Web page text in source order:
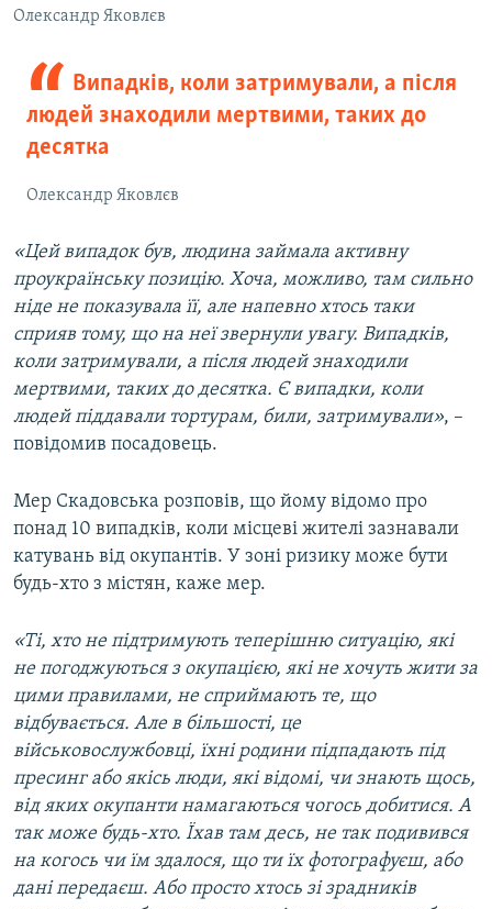
Олександр Яковлєв
Випадків, коли затримували, а після
людей знаходили мертвими, таких до
десятка
Олександр Яковлєв
«Цей випадок був, людина займала активну
проукраїнську позицію. Хоча, можливо, там сильно
ніде не показувала її, але напевно хтось таки
сприяв тому, що на неї звернули увагу. Випадків,
коли затримували, а після людей знаходили
мертвими, таких до десятка. Є випадки, коли
людей піддавали тортурам, били, затримували», –
повідомив посадовець.
Мер Скадовська розповів, що йому відомо про
понад 10 випадків, коли місцеві жителі зазнавали
катувань від окупантів. У зоні ризику може бути
будь-хто з містян, каже мер.
«Ті, хто не підтримують теперішню ситуацію, які
не погоджуються з окупацією, які не хочуть жити за
цими правилами, не сприймають те, що
відбувається. Але в більшості, це
військовослужбовці, їхні родини підпадають під
пресинг або якісь люди, які відомі, чи знають щось,
від яких окупанти намагаються чогось добитися. А
так може будь-хто. Їхав там десь, не так подивився
на когось чи їм здалося, що ти їх фотографуєш, або
дані передаєш. Або просто хтось зі зрадників